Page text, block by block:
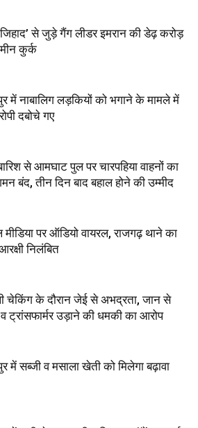
जिहाद’ से जुड़े गैंग लीडर इमरान की डेढ़ करोड़
कुर्क
में नाबालिग लड़कियों को भगाने के मामले में
दबोचे गए
से आमघाट पुल पर चारपहिया वाहनों का
बंद, तीन दिन बाद बहाल होने की उम्मीद
पर ऑडियो वायरल, राजगढ़ थाने का
निलंबित
चेकिंग के दौरान जेई से अभद्रता, जान से
ट्रांसफार्मर उड़ाने की धमकी का आरोप
में सब्जी व मसाला खेती को मिलेगा बढ़ावा